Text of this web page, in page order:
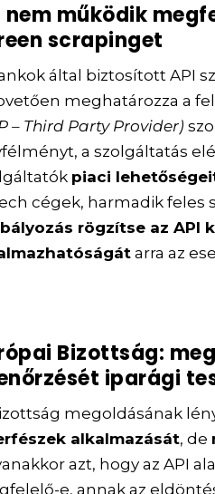
nem működik
scrapinget
által biztosított API
meghatározza a
– Third Party Provider)
a szolgáltatás
piaci
cégek, harmadik feles
rögzítse az API
arra az
Bizottság:
iparági
megoldásának
alkalmazását, de
azt, hogy az API
e, annak az